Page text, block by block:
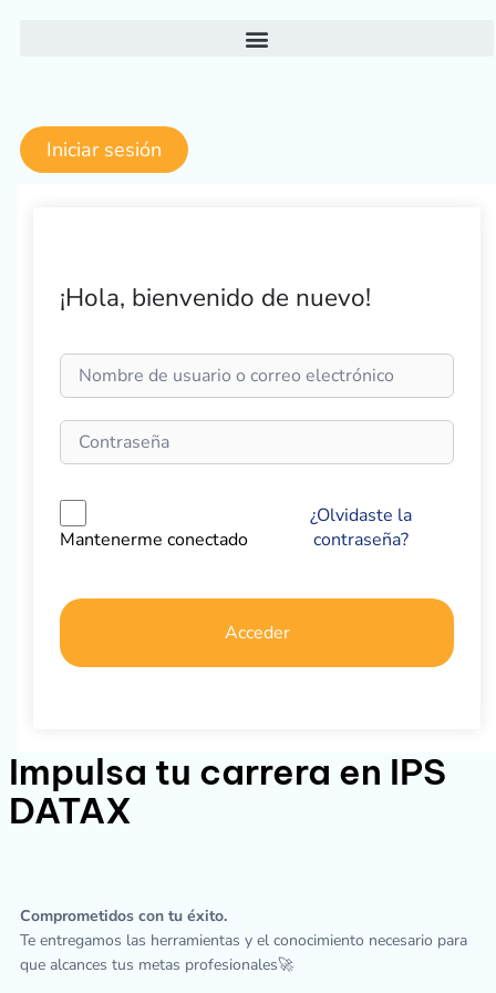
Iniciar sesión
¡Hola, bienvenido de nuevo!
Mantenerme conectado
¿Olvidaste la
contraseña?
Acceder
Impulsa tu carrera en IPS
DATAX
Comprometidos con tu éxito.
Te entregamos las herramientas y el conocimiento necesario para
que alcances tus metas profesionales🚀